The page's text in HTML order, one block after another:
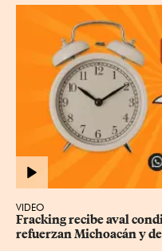
VIDEO
Fracking recibe aval
refuerzan Michoacán y